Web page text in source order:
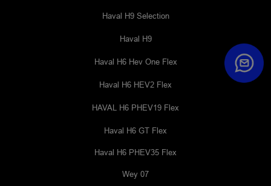
Haval H9 Selection
Haval H9
Haval H6 Hev One Flex
Haval H6 HEV2 Flex
HAVAL H6 PHEV19 Flex
Haval H6 GT Flex
Haval H6 PHEV35 Flex
Wey 07